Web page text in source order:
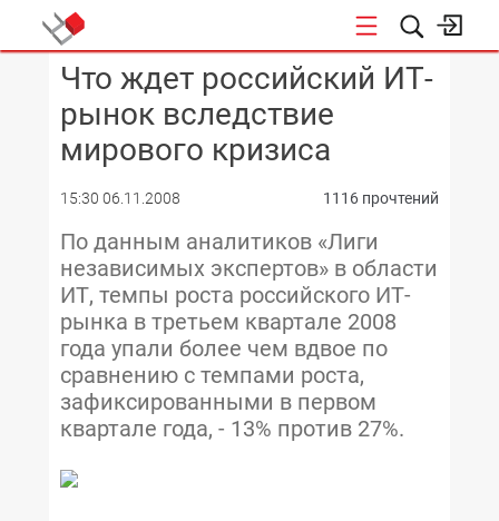
КОНФЕРЕНЦИИ
Что ждет российский ИТ-
рынок вследствие
мирового кризиса
15:30 06.11.2008 1116 прочтений
По данным аналитиков «Лиги
независимых экспертов» в области
ИТ, темпы роста российского ИТ-
рынка в третьем квартале 2008
года упали более чем вдвое по
сравнению с темпами роста,
зафиксированными в первом
квартале года, - 13% против 27%.